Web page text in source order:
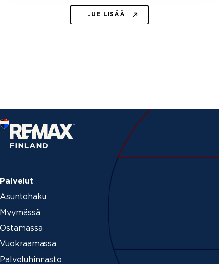
LUE LISÄÄ
Palvelut
Asuntohaku
Myymässä
Ostamassa
Vuokraamassa
Palveluhinnasto